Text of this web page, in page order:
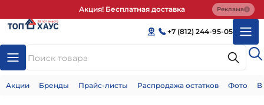
Акция! Бесплатная доставка Реклама
+7 (812) 244-95-05
Акции Бренды Прайс-листы Распродажа остатков Фото